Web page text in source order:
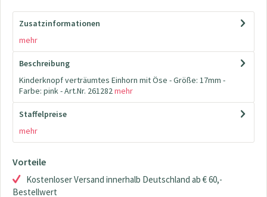
Zusatzinformationen
mehr
Beschreibung
Kinderknopf verträumtes Einhorn mit Öse - Größe: 17mm -
Farbe: pink - Art.Nr. 261282mehr
Staffelpreise
mehr
Vorteile
Kostenloser Versand innerhalb Deutschland ab € 60,-
Bestellwert